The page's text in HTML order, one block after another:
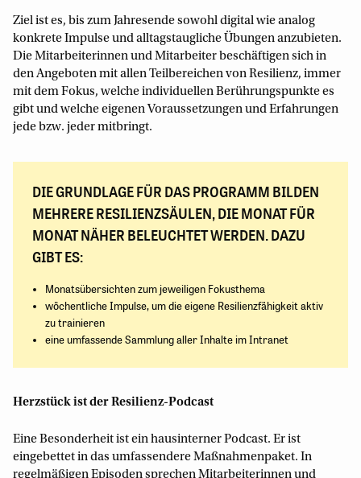
Ziel ist es, bis zum Jahresende sowohl digital wie analog
konkrete Impulse und alltagstaugliche Übungen anzubieten.
Die Mitarbeiterinnen und Mitarbeiter beschäftigen sich in
den Angeboten mit allen Teilbereichen von Resilienz, immer
mit dem Fokus, welche individuellen Berührungspunkte es
gibt und welche eigenen Voraussetzungen und Erfahrungen
jede bzw. jeder mitbringt.
DIE GRUNDLAGE FÜR DAS PROGRAMM BILDEN
MEHRERE RESILIENZSÄULEN, DIE MONAT FÜR
MONAT NÄHER BELEUCHTET WERDEN. DAZU
GIBT ES:
Monatsübersichten zum jeweiligen Fokusthema
wöchentliche Impulse, um die eigene Resilienzfähigkeit aktiv
zu trainieren
eine umfassende Sammlung aller Inhalte im Intranet
Herzstück ist der Resilienz-Podcast
Eine Besonderheit ist ein hausinterner Podcast. Er ist
eingebettet in das umfassendere Maßnahmenpaket. In
regelmäßigen Episoden sprechen Mitarbeiterinnen und